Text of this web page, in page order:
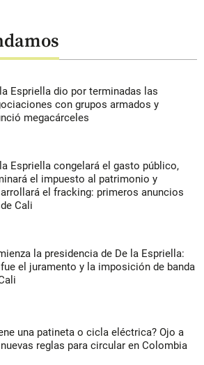
Espriella dio por terminadas las
con grupos armados y
megacárceles
Espriella congelará el gasto público,
el impuesto al patrimonio y
el fracking: primeros anuncios
Cali
la presidencia de De la Espriella:
el juramento y la imposición de banda
una patineta o cicla eléctrica? Ojo a
nuevas reglas para circular en Colombia